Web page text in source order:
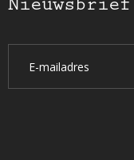
Nieuwsbrief